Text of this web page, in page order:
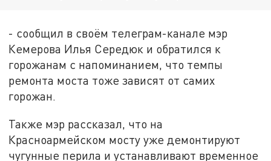
- сообщил в своём телеграм-канале мэр
Кемерова Илья Середюк и обратился к
горожанам с напоминанием, что темпы
ремонта моста тоже зависят от самих
горожан.
Также мэр рассказал, что на
Красноармейском мосту уже демонтируют
чугунные перила и устанавливают временное